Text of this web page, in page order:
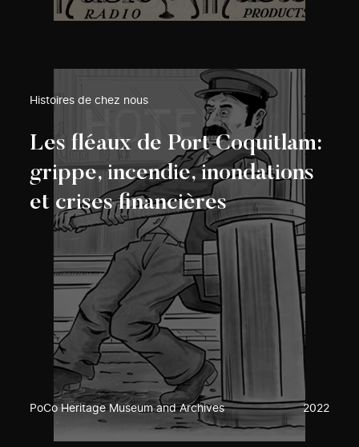
Histoires de chez nous
Les fléaux de Port Coquitlam:
grippe, incendie, inondations
et crises financières
PoCo Heritage Museum and Archives 2022